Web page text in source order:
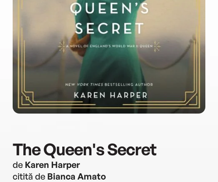
The Queen's Secret
de Karen Harper
citită de Bianca Amato